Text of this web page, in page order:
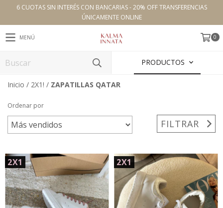
6 CUOTAS SIN INTERÉS CON BANCARIAS - 20% OFF TRANSFERENCIAS
ÚNICAMENTE ONLINE
MENÚ 0
PRODUCTOS
Inicio / 2X1! / ZAPATILLAS QATAR
Ordenar por
FILTRAR
2X1 2X1